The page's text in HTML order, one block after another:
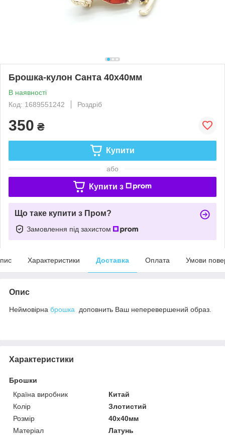
Брошка-кулон Санта 40х40мм
В наявності
Код: 1689551242
Роздріб
350 ₴
Купити
або
Купити з
Що таке купити з Пром?
Замовлення під захистом
Характеристики Доставка Оплата Умови
Опис
Неймовірна брошка доповнить Ваш неперевершений образ.
Характеристики
Брошки
Країна виробник
Китай
Колір
Злотистий
Розмір
40х40мм
Матеріал
Латунь